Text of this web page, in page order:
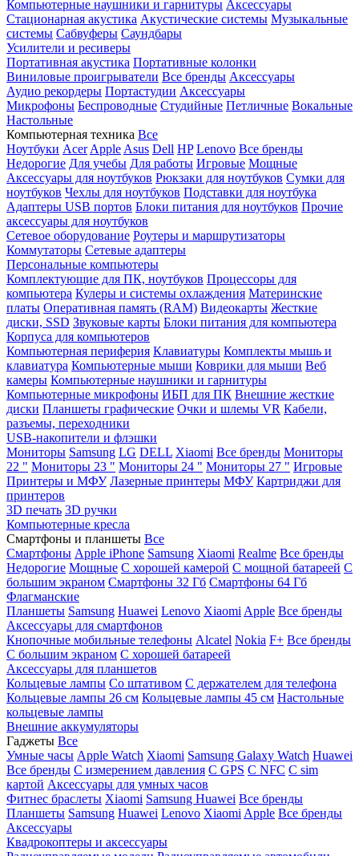
Компьютерные наушники и гарнитуры Аксессуары
Стационарная акустика Акустические системы Музыкальные
системы Сабвуферы Саундбары
Усилители и ресиверы
Портативная акустика Портативные колонки
Виниловые проигрыватели Все бренды Аксессуары
Аудио рекордеры Портастудии Аксессуары
Микрофоны Беспроводные Студийные Петличные Вокальные
Настольные
Компьютерная техника Все
Ноутбуки Acer Apple Asus Dell HP Lenovo Все бренды
Недорогие Для учебы Для работы Игровые Мощные
Аксессуары для ноутбуков Рюкзаки для ноутбуков Сумки для
ноутбуков Чехлы для ноутбуков Подставки для ноутбука
Адаптеры USB портов Блоки питания для ноутбуков Прочие
аксессуары для ноутбуков
Сетевое оборудование Роутеры и маршрутизаторы
Коммутаторы Сетевые адаптеры
Персональные компьютеры
Комплектующие для ПК, ноутбуков Процессоры для
компьютера Кулеры и системы охлаждения Материнские
платы Оперативная память (RAM) Видеокарты Жесткие
диски, SSD Звуковые карты Блоки питания для компьютера
Корпуса для компьютеров
Компьютерная периферия Клавиатуры Комплекты мышь и
клавиатура Компьютерные мыши Коврики для мыши Веб
камеры Компьютерные наушники и гарнитуры
Компьютерные микрофоны ИБП для ПК Внешние жесткие
диски Планшеты графические Очки и шлемы VR Кабели,
разъемы, переходники
USB-накопители и флэшки
Мониторы Samsung LG DELL Xiaomi Все бренды Мониторы
22 " Мониторы 23 " Мониторы 24 " Мониторы 27 " Игровые
Принтеры и МФУ Лазерные принтеры МФУ Картриджи для
принтеров
3D печать 3D ручки
Компьютерные кресла
Смартфоны и планшеты Все
Смартфоны Apple iPhone Samsung Xiaomi Realme Все бренды
Недорогие Мощные С хорошей камерой С мощной батареей С
большим экраном Смартфоны 32 Гб Смартфоны 64 Гб
Флагманские
Планшеты Samsung Huawei Lenovo Xiaomi Apple Все бренды
Аксессуары для смартфонов
Кнопочные мобильные телефоны Alcatel Nokia F+ Все бренды
С большим экраном С хорошей батареей
Аксессуары для планшетов
Кольцевые лампы Со штативом C держателем для телефона
Кольцевые лампы 26 см Кольцевые лампы 45 см Настольные
кольцевые лампы
Внешние аккумуляторы
Гаджеты Все
Умные часы Apple Watch Xiaomi Samsung Galaxy Watch Huawei
Все бренды C измерением давления C GPS C NFC C sim
картой Аксессуары для умных часов
Фитнес браслеты Xiaomi Samsung Huawei Все бренды
Планшеты Samsung Huawei Lenovo Xiaomi Apple Все бренды
Аксессуары
Квадрокоптеры и аксессуары